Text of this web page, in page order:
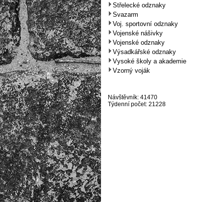
Střelecké odznaky
Svazarm
Voj. sportovní odznaky
Vojenské nášivky
Vojenské odznaky
Výsadkářské odznaky
Vysoké školy a akademie
Vzorný voják
Návštěvník: 41470
Týdenní počet: 21228